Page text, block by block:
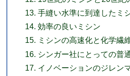
手縫い水準に到達したミ
効率の良いミシン
ミシンの高速化と化学繊
シンガー社にとっての普
イノベーションのジレン